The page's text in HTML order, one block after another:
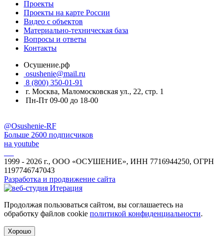
Проекты
Проекты на карте России
Видео с объектов
Материально-техническая база
Вопросы и ответы
Контакты
Осушение.рф
osushenie@mail.ru
8 (800) 350-01-91
г. Москва, Маломосковская ул., 22, стр. 1
Пн-Пт 09-00 до 18-00
@Osushenie-RF
Больше 2600 подписчиков
на youtube
1999 - 2026 г., ООО «ОСУШЕНИЕ», ИНН 7716944250, ОГРН
1197746747043
Разработка и продвижение сайта
Продолжая пользоваться сайтом, вы соглашаетесь на
обработку файлов cookie политикой конфиденциальности.
Хорошо